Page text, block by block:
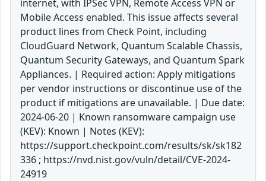
internet, with IPSec VPN, Remote Access VPN or
Mobile Access enabled. This issue affects several
product lines from Check Point, including
CloudGuard Network, Quantum Scalable Chassis,
Quantum Security Gateways, and Quantum Spark
Appliances. | Required action: Apply mitigations
per vendor instructions or discontinue use of the
product if mitigations are unavailable. | Due date:
2024-06-20 | Known ransomware campaign use
(KEV): Known | Notes (KEV):
https://support.checkpoint.com/results/sk/sk182
336 ; https://nvd.nist.gov/vuln/detail/CVE-2024-
24919